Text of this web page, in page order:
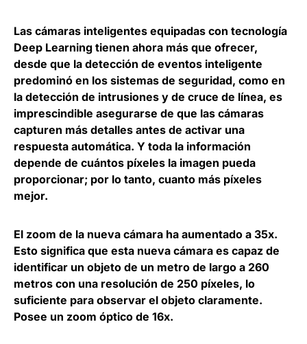
Las cámaras inteligentes equipadas con tecnología
Deep Learning tienen ahora más que ofrecer,
desde que la detección de eventos inteligente
predominó en los sistemas de seguridad, como en
la detección de intrusiones y de cruce de línea, es
imprescindible asegurarse de que las cámaras
capturen más detalles antes de activar una
respuesta automática. Y toda la información
depende de cuántos píxeles la imagen pueda
proporcionar; por lo tanto, cuanto más píxeles
mejor.
El zoom de la nueva cámara ha aumentado a 35x.
Esto significa que esta nueva cámara es capaz de
identificar un objeto de un metro de largo a 260
metros con una resolución de 250 píxeles, lo
suficiente para observar el objeto claramente.
Posee un zoom óptico de 16x.